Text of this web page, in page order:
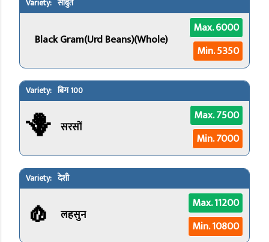
साबुत
Black Gram(Urd Beans)(Whole)
Max. 6000
Min. 5350
बिग 100
🪻 सरसों
Max. 7500
Min. 7000
देशी
🧄 लहसुन
Max. 11200
Min. 10800